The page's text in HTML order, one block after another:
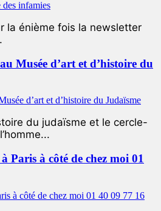
la énième fois la newsletter
Musée d’art et d’histoire du
du judaïsme et le cercle-
Paris à côté de chez moi 01